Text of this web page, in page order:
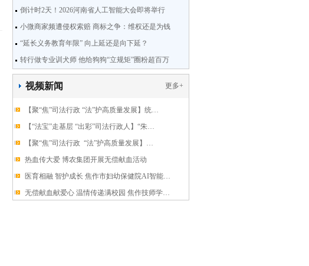
倒计时2天！2026河南省人工智能大会即将举行
小微商家频遭侵权索赔 商标之争：维权还是为钱
“延长义务教育年限” 向上延还是向下延？
转行做专业训犬师 他给狗狗“立规矩”圈粉超百万
视频新闻 更多+
【聚“焦”司法行政 “法”护高质量发展】统…
【“法宝”走基层 “出彩”司法行政人】“朱…
【聚“焦”司法行政 “法”护高质量发展】…
热血传大爱 博农集团开展无偿献血活动
医育相融 智护成长 焦作市妇幼保健院AI智能…
无偿献血献爱心 温情传递满校园 焦作技师学…